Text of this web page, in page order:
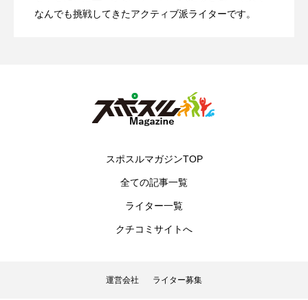
なんでも挑戦してきたアクティブ派ライターです。
スポスルマガジンTOP
全ての記事一覧
ライター一覧
クチコミサイトへ
運営会社 ライター募集